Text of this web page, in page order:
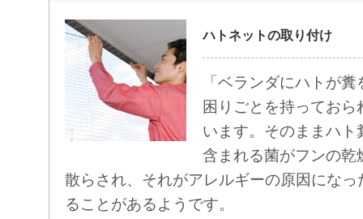
ハトネットの取り付け
「ベランダにハトが
困りごとを持ってお
います。そのままハ
含まれる菌がフンの乾
散らされ、それがアレルギーの原因にな
ることがあるようです。